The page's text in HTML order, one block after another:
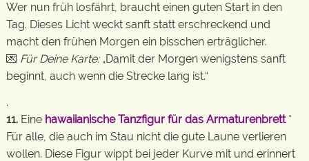
Wer nun früh losfährt, braucht einen guten Start in den
Tag. Dieses Licht weckt sanft statt erschreckend und
macht den frühen Morgen ein bisschen erträglicher.
💌 Für Deine Karte:„Damit der Morgen wenigstens sanft
beginnt, auch wenn die Strecke lang ist.“
.
11. Eine hawaiianische Tanzfigur für das Armaturenbrett *
Für alle, die auch im Stau nicht die gute Laune verlieren
wollen. Diese Figur wippt bei jeder Kurve mit und erinnert